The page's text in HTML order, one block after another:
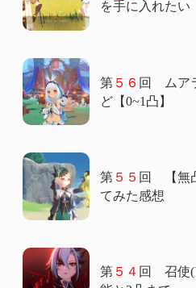
を手に入れたい
第５６ 回 ムア
ど【0~1凸】
第５５ 回 【無
てみた感想
第５４ 回 召使(